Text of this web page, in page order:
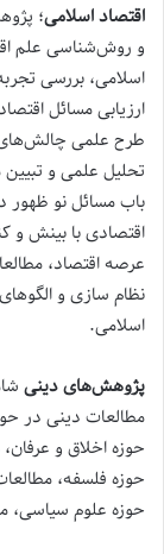
اقتصاد اسلامی؛
و روش‌شناسی علم
اسلامی، بررسی
ارزیابی مسائل
طرح علمی چالش‌‌‌های
تحلیل علمی و
باب مسائل نو ظهور
اقتصادی با بینش و
عرصه اقتصاد،
نظام سازی و
اسلامی.
پژوهش‌های دینی
مطالعات دینی در
حوزه اخلاق و
حوزه فلسفه،
حوزه علوم سیاسی،